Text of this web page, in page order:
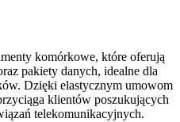
komórkowe, które oferują
pakiety danych, idealne dla
Dzięki elastycznym umowom
klientów poszukujących
telekomunikacyjnych.